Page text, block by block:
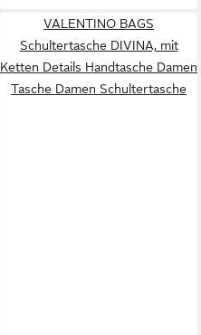
VALENTINO BAGS
Schultertasche DIVINA, mit
Ketten Details Handtasche Damen
Tasche Damen Schultertasche